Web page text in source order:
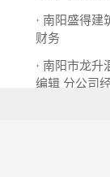
· 南阳盛得建
财务
· 南阳市龙升
编辑 分公司